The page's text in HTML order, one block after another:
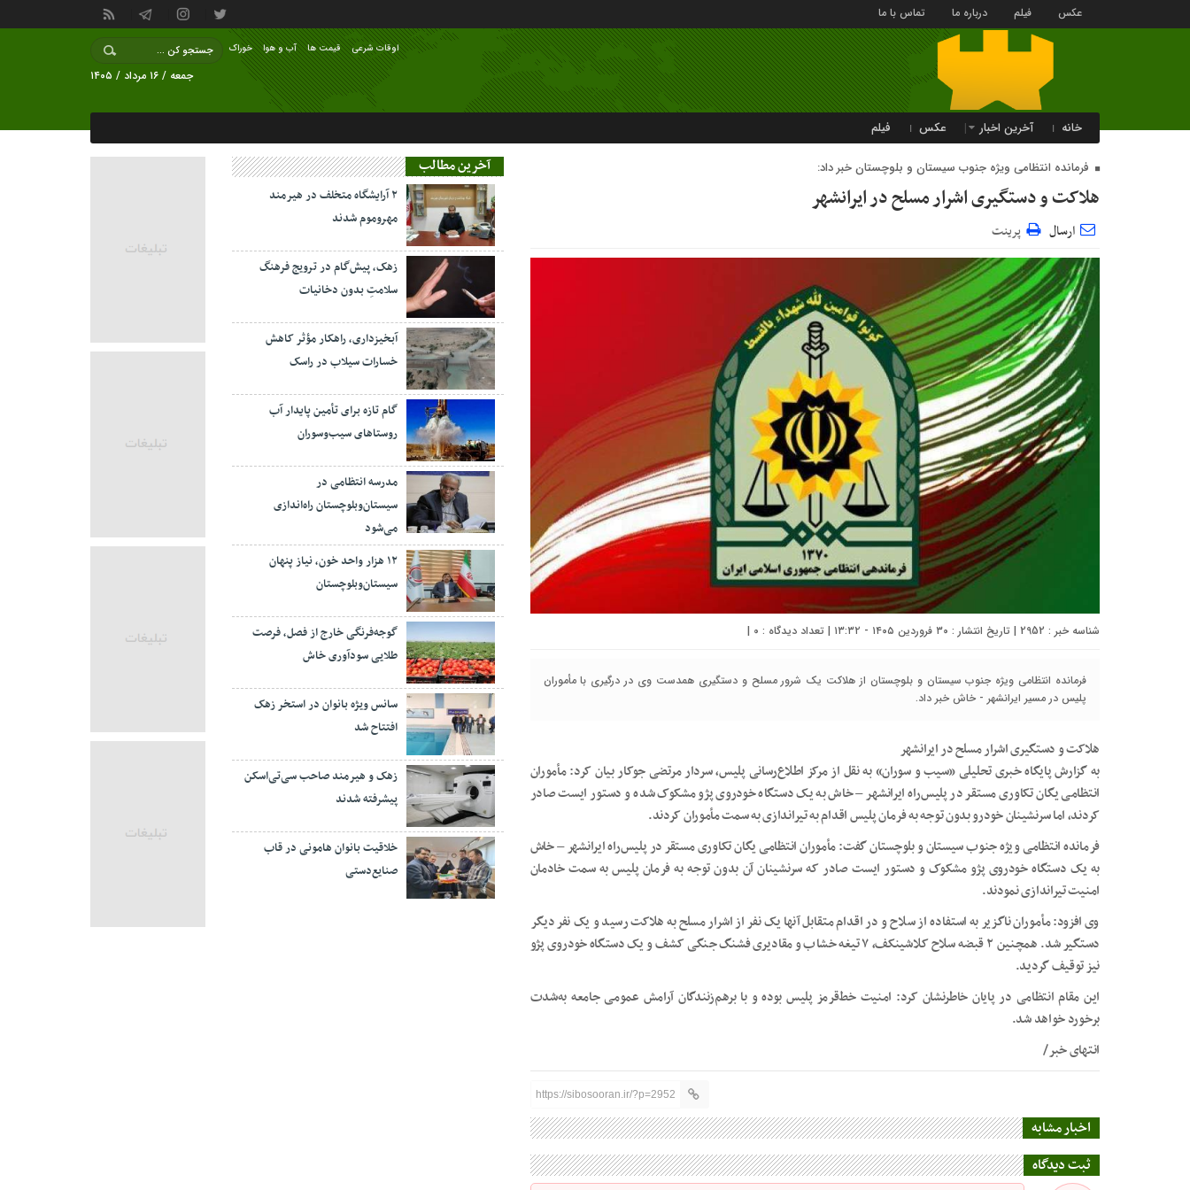
عکس فیلم درباره ما تماس با ما
خوراک آب و هوا قیمت ها اوقات شرعی
جمعه / ۱۶ مرداد / ۱۴۰۵
خانه آخرین اخبار عکس فیلم
فرمانده انتظامی ویژه جنوب سیستان و بلوچستان خبر داد:
هلاکت و دستگیری اشرار مسلح در ایرانشهر
ارسال پرینت
شناسه خبر : 2952 | تاریخ انتشار : ۳۰ فروردین ۱۴۰۵ - ۱۳:۳۲ | تعداد دیدگاه : ۰ |
فرمانده انتظامی ویژه جنوب سیستان و بلوچستان از هلاکت یک شرور مسلح و دستگیری همدست وی در درگیری با مأموران
پلیس در مسیر ایرانشهر - خاش خبر داد.
هلاکت و دستگیری اشرار مسلح در ایرانشهر
به گزارش پایگاه خبری تحلیلی «سیب و سوران» به نقل از مرکز اطلاع‌رسانی پلیس، سردار مرتضی جوکار بیان کرد: مأموران
انتظامی یگان تکاوری مستقر در پلیس‌راه ایرانشهر – خاش به یک دستگاه خودروی پژو مشکوک شده و دستور ایست صادر
کردند، اما سرنشینان خودرو بدون توجه به فرمان پلیس اقدام به تیراندازی به سمت مأموران کردند.
فرمانده انتظامی ویژه جنوب سیستان و بلوچستان گفت: مأموران انتظامی یگان تکاوری مستقر در پلیس‌راه ایرانشهر – خاش
به یک دستگاه خودروی پژو مشکوک و دستور ایست صادر که سرنشینان آن بدون توجه به فرمان پلیس به سمت خادمان
امنیت تیراندازی نمودند.
وی افزود: مأموران ناگزیر به استفاده از سلاح و در اقدام متقابل آنها یک نفر از اشرار مسلح به هلاکت رسید و یک نفر دیگر
دستگیر شد. همچنین ۲ قبضه سلاح کلاشینکف، ۷ تیغه خشاب و مقادیری فشنگ جنگی کشف و یک دستگاه خودروی پژو
نیز توقیف گردید.
این مقام انتظامی در پایان خاطرنشان کرد: امنیت خط‌قرمز پلیس بوده و با برهم‌زنندگان آرامش عمومی جامعه به‌شدت
برخورد خواهد شد.
انتهای خبر/
https://sibosooran.ir/?p=2952
اخبار مشابه
ثبت دیدگاه
آخرین مطالب
۲ آرایشگاه متخلف در هیرمند
مهروموم شدند
زهک، پیش‌گام در ترویج فرهنگ
سلامتِ بدون دخانیات
آبخیزداری، راهکار مؤثر کاهش
خسارات سیلاب در راسک
گام تازه برای تأمین پایدار آب
روستاهای سیب‌وسوران
مدرسه انتظامی در
سیستان‌وبلوچستان راه‌اندازی
می‌شود
۱۲ هزار واحد خون، نیاز پنهان
سیستان‌وبلوچستان
گوجه‌فرنگی خارج از فصل، فرصت
طلایی سودآوری خاش
سانس ویژه بانوان در استخر زهک
افتتاح شد
زهک و هیرمند صاحب سی‌تی‌اسکن
پیشرفته شدند
خلاقیت بانوان هامونی در قاب
صنایع‌دستی